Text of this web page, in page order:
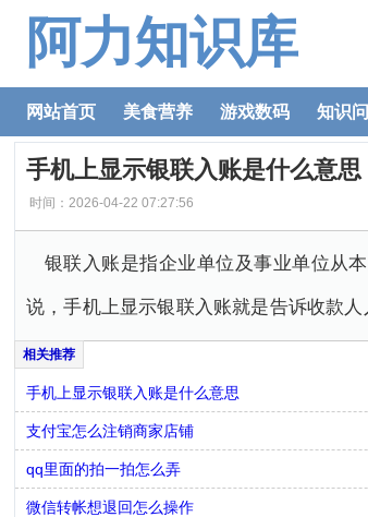
阿力知识库
网站首页 美食营养 游戏数码 知识
手机上显示银联入账是什么意思
时间：2026-04-22 07:27:56
银联入账是指企业单位及事业单位从
说，手机上显示银联入账就是告诉收款
手机上显示银联入账是什么意思
支付宝怎么注销商家店铺
qq里面的拍一拍怎么弄
微信转帐想退回怎么操作